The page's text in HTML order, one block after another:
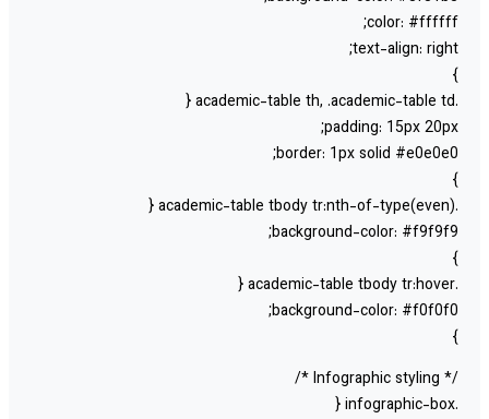
color:
text-align:
padding: 15px
border: 1px solid
background-color:
background-color: